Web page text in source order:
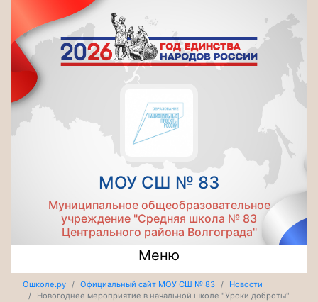
МОУ СШ № 83
Муниципальное общеобразовательное
учреждение "Средняя школа № 83
Центрального района Волгограда"
Меню
Ошколе.ру Официальный сайт МОУ СШ № 83
Новости
Новогоднее мероприятие в начальной школе "Уроки доброты"